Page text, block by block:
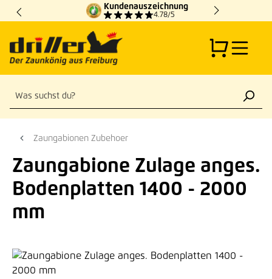
Zum Hauptinhalt springen
Kundenauszeichnung
4.78/5
Zaungabionen Zubehoer
Zaungabione Zulage anges.
Bodenplatten 1400 - 2000
mm
Bildergalerie überspringen